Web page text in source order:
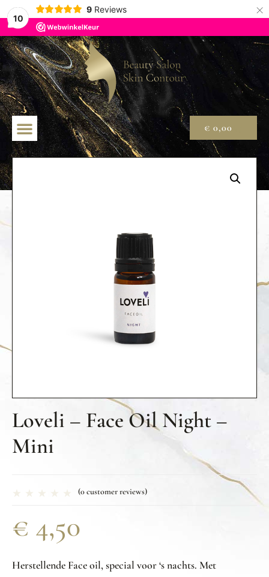
10
9 Reviews ×
€ 0,00
Loveli – Face Oil Night –
Mini
(0customer reviews)
€ 4,50
Herstellende Face oil, special voor ‘s nachts. Met